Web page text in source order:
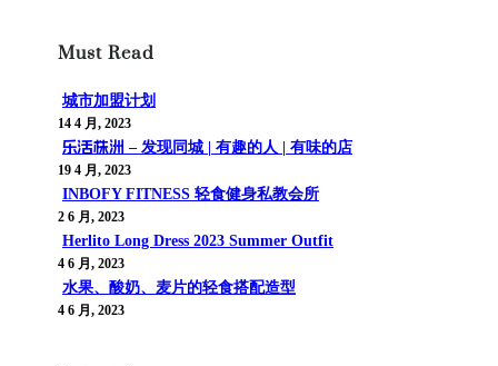
Must Read
城市加盟计划
14 4 月, 2023
乐活株洲 – 发现同城 | 有趣的人 | 有味的店
19 4 月, 2023
INBOFY FITNESS 轻食健身私教会所
2 6 月, 2023
Herlito Long Dress 2023 Summer Outfit
4 6 月, 2023
水果、酸奶、麦片的轻食搭配造型
4 6 月, 2023